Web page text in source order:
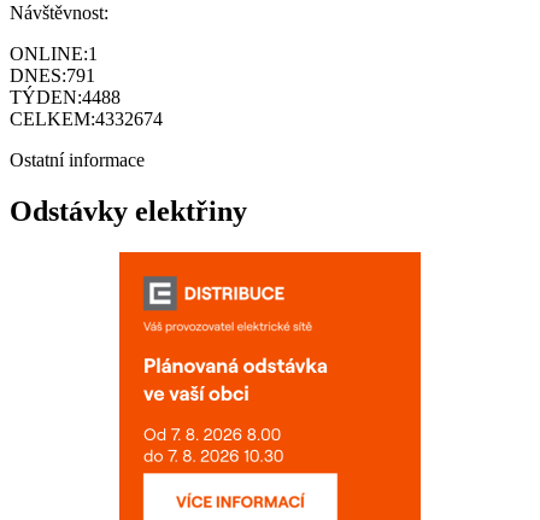
Návštěvnost:
ONLINE:1
DNES:791
TÝDEN:4488
CELKEM:4332674
Ostatní informace
Odstávky elektřiny